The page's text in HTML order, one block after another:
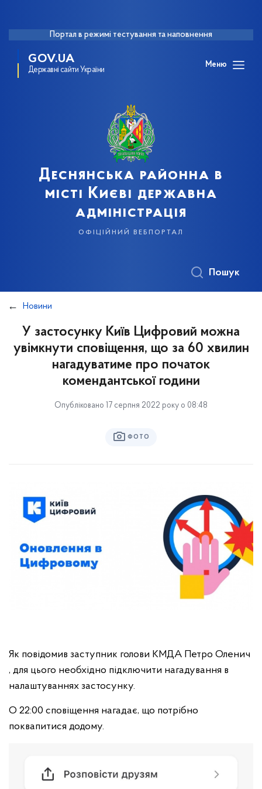
Портал в режимі тестування та наповнення
GOV.UA
Державні сайти України
Меню
Деснянська районна в
місті Києві державна
адміністрація
офіційний вебпортал
Пошук
Новини
У застосунку Київ Цифровий можна
увімкнути сповіщення, що за 60 хвилин
нагадуватиме про початок
комендантської години
Опубліковано 17 серпня 2022 року о 08:48
ФОТО
Як повідомив заступник голови КМДА Петро Оленич
, для цього необхідно підключити нагадування в
налаштуваннях застосунку.
О 22:00 сповіщення нагадає, що потрібно
поквапитися додому.